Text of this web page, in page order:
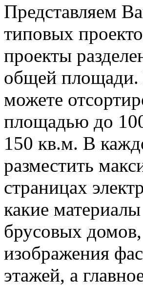
Представляем
типовых
проекты
общей площади.
можете
площадью до
150 кв.м. В
разместить
страницах
какие
брусовых
изображения
этажей, а